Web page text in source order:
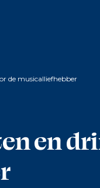
de musicalliefhebber
en